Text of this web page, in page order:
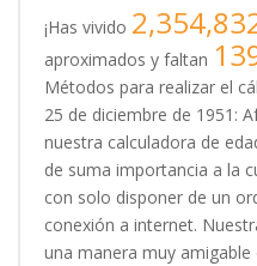
¡Has vivido
aproximados y faltan
Métodos para realizar el
25 de diciembre de 1951:
nuestra calculadora de
de suma importancia a la
con solo disponer de un
conexión a internet.
una manera muy amigable